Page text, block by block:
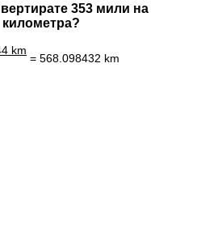
353 мили на
километра?
km
= 568.098432 km